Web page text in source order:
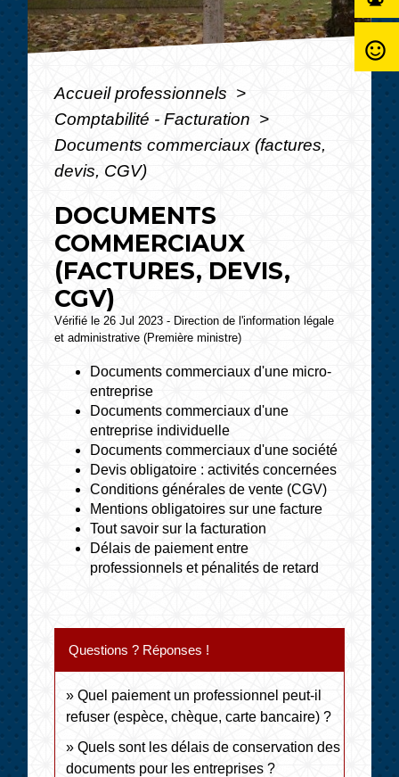
Accueil professionnels >
Comptabilité - Facturation >
Documents commerciaux (factures,
devis, CGV)
DOCUMENTS
COMMERCIAUX
(FACTURES, DEVIS,
CGV)
Vérifié le 26 Jul 2023 - Direction de l'information légale
et administrative (Première ministre)
Documents commerciaux d'une micro-
entreprise
Documents commerciaux d'une
entreprise individuelle
Documents commerciaux d'une société
Devis obligatoire : activités concernées
Conditions générales de vente (CGV)
Mentions obligatoires sur une facture
Tout savoir sur la facturation
Délais de paiement entre
professionnels et pénalités de retard
Questions ? Réponses !
Quel paiement un professionnel peut-il
refuser (espèce, chèque, carte bancaire) ?
Quels sont les délais de conservation des
documents pour les entreprises ?
sentiment_satisfied_alt